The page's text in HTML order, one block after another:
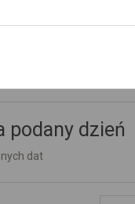
podany dzień
dat